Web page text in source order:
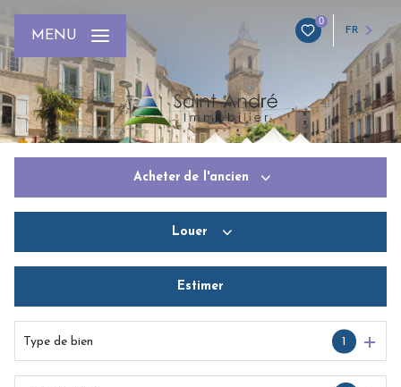
0
FR
MENU
Acheter de l'ancien
Louer
Estimer
Type de bien 1